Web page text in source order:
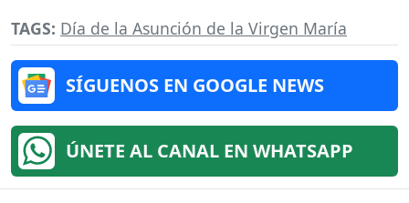
TAGS: Día de la Asunción de la Virgen María
SÍGUENOS EN GOOGLE NEWS
ÚNETE AL CANAL EN WHATSAPP